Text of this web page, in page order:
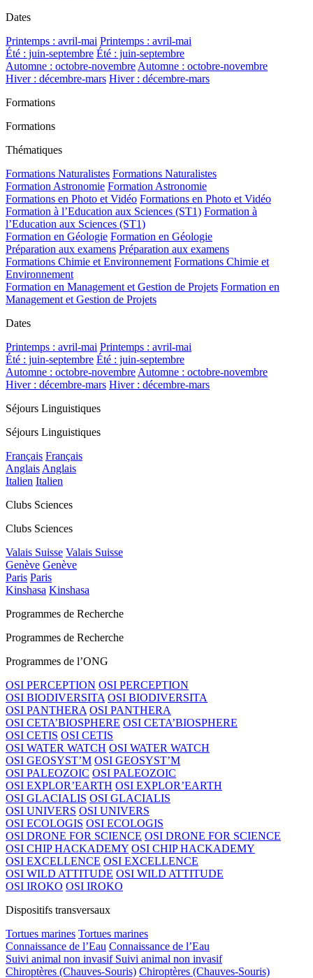
Dates
Printemps : avril-mai Printemps : avril-mai
Été : juin-septembre Été : juin-septembre
Automne : octobre-novembre Automne : octobre-novembre
Hiver : décembre-mars Hiver : décembre-mars
Formations
Formations
Thématiques
Formations Naturalistes Formations Naturalistes
Formation Astronomie Formation Astronomie
Formations en Photo et Vidéo Formations en Photo et Vidéo
Formation à l’Education aux Sciences (ST1) Formation à
l’Education aux Sciences (ST1)
Formation en Géologie Formation en Géologie
Préparation aux examens Préparation aux examens
Formations Chimie et Environnement Formations Chimie et
Environnement
Formation en Management et Gestion de Projets Formation en
Management et Gestion de Projets
Dates
Printemps : avril-mai Printemps : avril-mai
Été : juin-septembre Été : juin-septembre
Automne : octobre-novembre Automne : octobre-novembre
Hiver : décembre-mars Hiver : décembre-mars
Séjours Linguistiques
Séjours Linguistiques
Français Français
Anglais Anglais
Italien Italien
Clubs Sciences
Clubs Sciences
Valais Suisse Valais Suisse
Genève Genève
Paris Paris
Kinshasa Kinshasa
Programmes de Recherche
Programmes de Recherche
Programmes de l’ONG
OSI PERCEPTION OSI PERCEPTION
OSI BIODIVERSITA OSI BIODIVERSITA
OSI PANTHERA OSI PANTHERA
OSI CETA’BIOSPHERE OSI CETA’BIOSPHERE
OSI CETIS OSI CETIS
OSI WATER WATCH OSI WATER WATCH
OSI GEOSYST’M OSI GEOSYST’M
OSI PALEOZOIC OSI PALEOZOIC
OSI EXPLOR’EARTH OSI EXPLOR’EARTH
OSI GLACIALIS OSI GLACIALIS
OSI UNIVERS OSI UNIVERS
OSI ECOLOGIS OSI ECOLOGIS
OSI DRONE FOR SCIENCE OSI DRONE FOR SCIENCE
OSI CHIP HACKADEMY OSI CHIP HACKADEMY
OSI EXCELLENCE OSI EXCELLENCE
OSI WILD ATTITUDE OSI WILD ATTITUDE
OSI IROKO OSI IROKO
Dispositifs transversaux
Tortues marines Tortues marines
Connaissance de l’Eau Connaissance de l’Eau
Suivi animal non invasif Suivi animal non invasif
Chiroptères (Chauves-Souris) Chiroptères (Chauves-Souris)